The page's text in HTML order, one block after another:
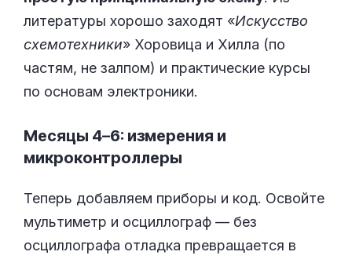
литературы хорошо заходят «Искусство
схемотехники» Хоровица и Хилла (по
частям, не залпом) и практические курсы
по основам электроники.
Месяцы 4–6: измерения и
микроконтроллеры
Теперь добавляем приборы и код. Освойте
мультиметр и осциллограф — без
осциллографа отладка превращается в